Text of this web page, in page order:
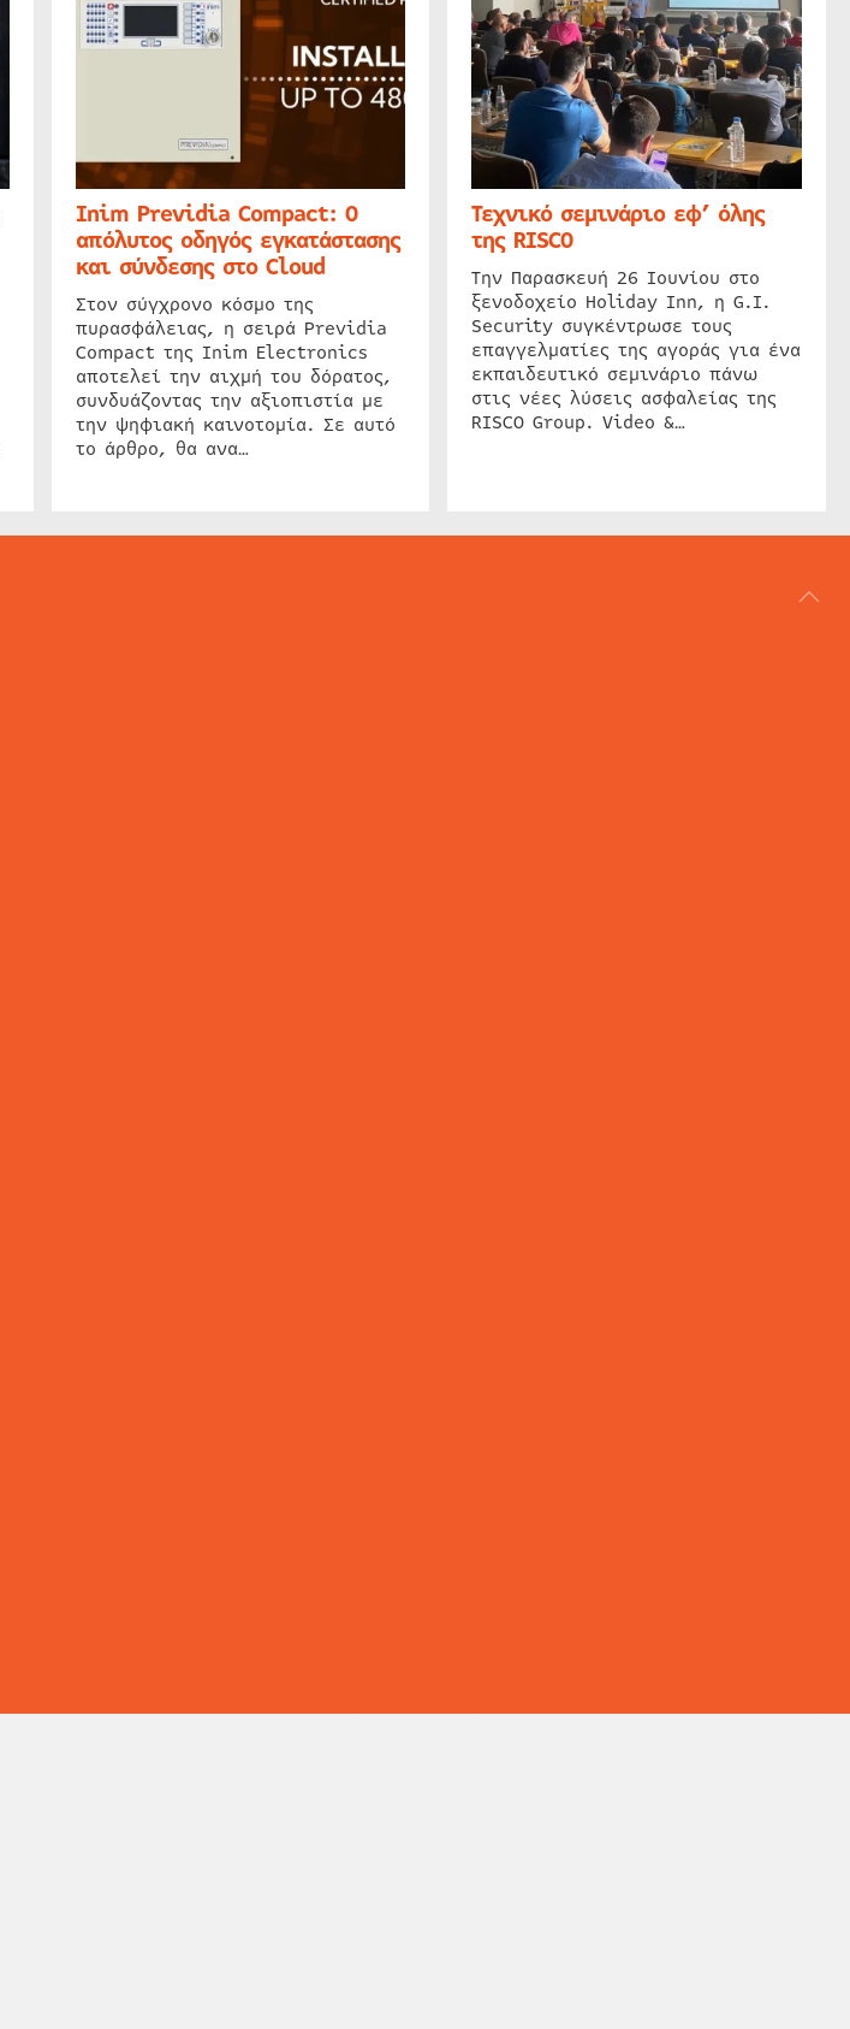
Inim Previdia Compact: Ο
απόλυτος οδηγός εγκατάστασης
και σύνδεσης στο Cloud
Στον σύγχρονο κόσμο της
πυρασφάλειας, η σειρά Previdia
Compact της Inim Electronics
αποτελεί την αιχμή του δόρατος,
συνδυάζοντας την αξιοπιστία με
την ψηφιακή καινοτομία. Σε αυτό
το άρθρο, θα ανα…
Τεχνικό σεμινάριο εφ’ όλης
της RISCO
Την Παρασκευή 26 Ιουνίου στο
ξενοδοχείο Holiday Inn, η G.I.
Security συγκέντρωσε τους
επαγγελματίες της αγοράς για ένα
εκπαιδευτικό σεμινάριο πάνω
στις νέες λύσεις ασφαλείας της
RISCO Group. Video &…